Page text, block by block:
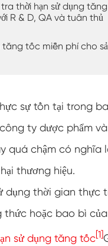
thời hạn sử dụng tăng
R & D, QA và tuân thủ
tăng tốc miễn phí cho
sự tồn tại trong
ty dược phẩm
quá chậm có
thương hiệu.
dụng thời gian
hoặc bao bì
sử dụng tăng tốc[1]